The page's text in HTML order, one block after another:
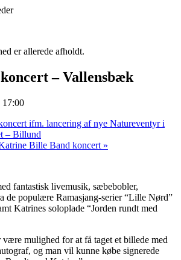
er allerede afholdt.
– Vallensbæk
17:00
ifm. lancering af nye Natureventyr i
– Billund
Bille Band koncert »
fantastisk livemusik, sæbebobler,
de populære Ramasjang-serier “Lille Nørd”
Katrines soloplade “Jorden rundt med
mulighed for at få taget et billede med
og man vil kunne købe signerede